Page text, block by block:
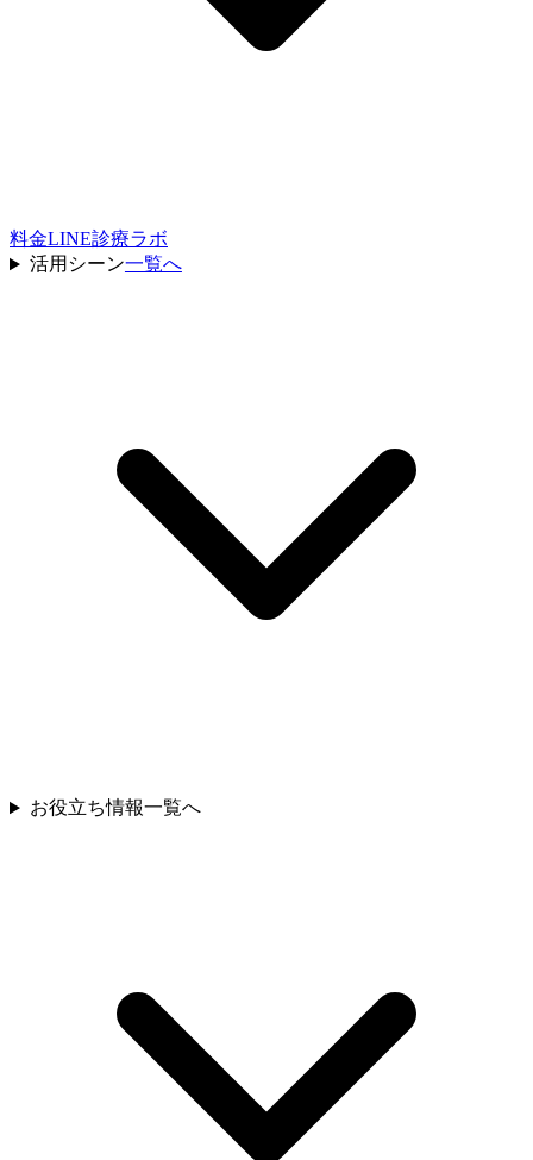
料金LINE診療ラボ
活用シーン一覧へ
お役立ち情報一覧へ